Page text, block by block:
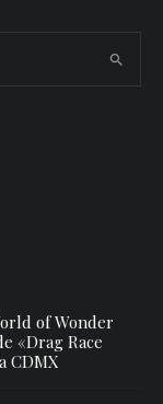
of Wonder
«Drag Race
CDMX